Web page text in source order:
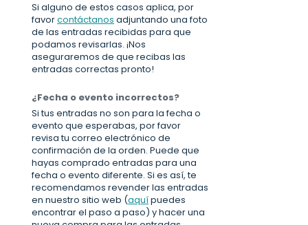
Si alguno de estos casos aplica, por
favorcontáctanos adjuntando una foto
de las entradas recibidas para que
podamos revisarlas. ¡Nos
aseguraremos de que recibas las
entradas correctas pronto!
¿Fecha o evento incorrectos?
Si tus entradas no son para la fecha o
evento que esperabas, por favor
revisa tu correo electrónico de
confirmación de la orden. Puede que
hayas comprado entradas para una
fecha o evento diferente. Si es así, te
recomendamos revender las entradas
en nuestro sitio web (aquípuedes
encontrar el paso a paso) y hacer una